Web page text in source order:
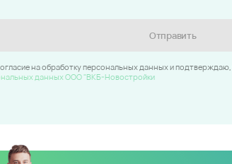
Отправить
на обработку персональных данных и
данных ООО "ВКБ-Новостройки